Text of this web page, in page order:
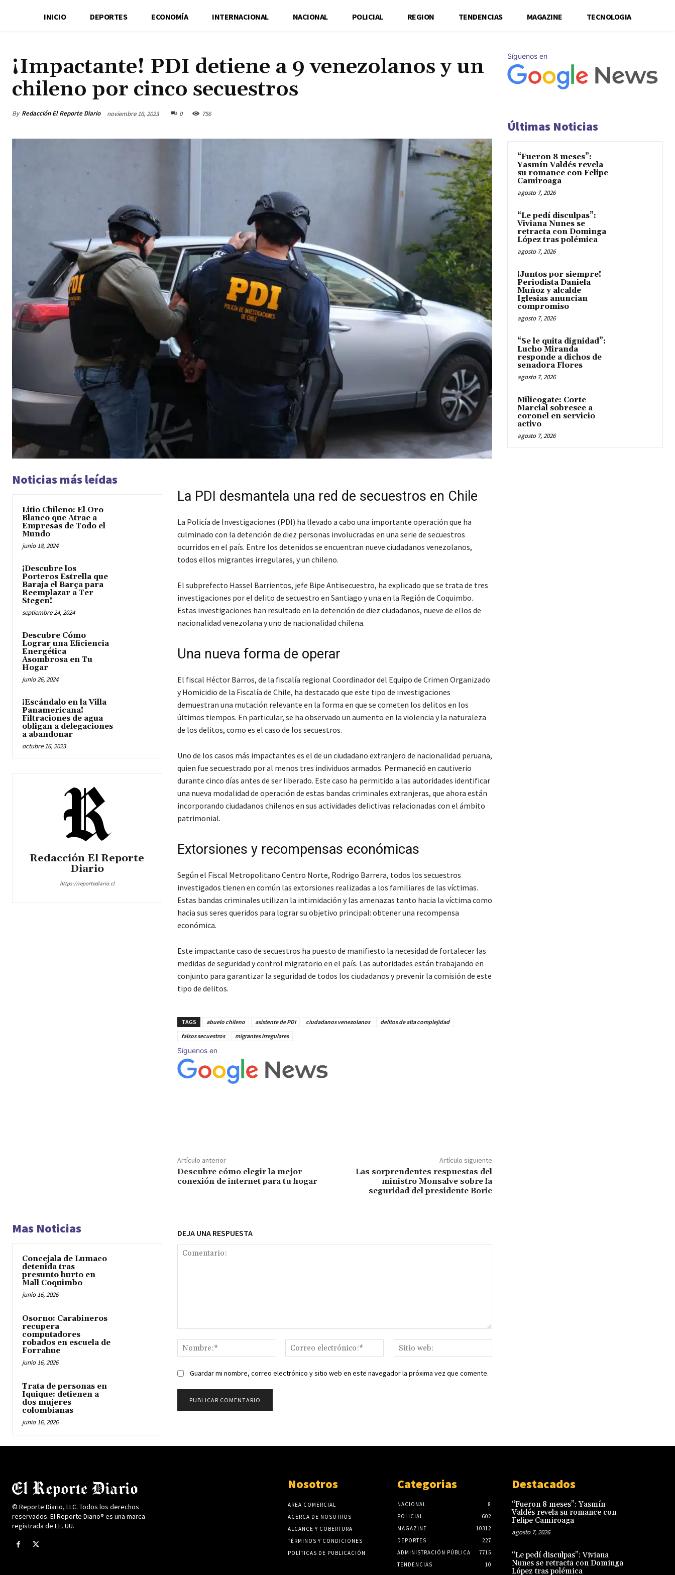
INICIO DEPORTES ECONOMÍA INTERNACIONAL NACIONAL POLICIAL REGION TENDENCIAS MAGAZINE TECNOLOGIA
¡Impactante! PDI detiene a 9 venezolanos y un
chileno por cinco secuestros
By Redacción El Reporte Diario noviembre 16, 2023 0 756
Noticias más leídas
Litio Chileno: El Oro
Blanco que Atrae a
Empresas de Todo el
Mundo
junio 18, 2024
¡Descubre los
Porteros Estrella que
Baraja el Barça para
Reemplazar a Ter
Stegen!
septiembre 24, 2024
Descubre Cómo
Lograr una Eficiencia
Energética
Asombrosa en Tu
Hogar
junio 26, 2024
¡Escándalo en la Villa
Panamericana!
Filtraciones de agua
obligan a delegaciones
a abandonar
octubre 16, 2023
Redacción El Reporte
Diario
https://reportediario.cl
La PDI desmantela una red de secuestros en Chile
La Policía de Investigaciones (PDI) ha llevado a cabo una importante operación que ha
culminado con la detención de diez personas involucradas en una serie de secuestros
ocurridos en el país. Entre los detenidos se encuentran nueve ciudadanos venezolanos,
todos ellos migrantes irregulares, y un chileno.
El subprefecto Hassel Barrientos, jefe Bipe Antisecuestro, ha explicado que se trata de tres
investigaciones por el delito de secuestro en Santiago y una en la Región de Coquimbo.
Estas investigaciones han resultado en la detención de diez ciudadanos, nueve de ellos de
nacionalidad venezolana y uno de nacionalidad chilena.
Una nueva forma de operar
El fiscal Héctor Barros, de la fiscalía regional Coordinador del Equipo de Crimen Organizado
y Homicidio de la Fiscalía de Chile, ha destacado que este tipo de investigaciones
demuestran una mutación relevante en la forma en que se cometen los delitos en los
últimos tiempos. En particular, se ha observado un aumento en la violencia y la naturaleza
de los delitos, como es el caso de los secuestros.
Uno de los casos más impactantes es el de un ciudadano extranjero de nacionalidad peruana,
quien fue secuestrado por al menos tres individuos armados. Permaneció en cautiverio
durante cinco días antes de ser liberado. Este caso ha permitido a las autoridades identificar
una nueva modalidad de operación de estas bandas criminales extranjeras, que ahora están
incorporando ciudadanos chilenos en sus actividades delictivas relacionadas con el ámbito
patrimonial.
Extorsiones y recompensas económicas
Según el Fiscal Metropolitano Centro Norte, Rodrigo Barrera, todos los secuestros
investigados tienen en común las extorsiones realizadas a los familiares de las víctimas.
Estas bandas criminales utilizan la intimidación y las amenazas tanto hacia la víctima como
hacia sus seres queridos para lograr su objetivo principal: obtener una recompensa
económica.
Este impactante caso de secuestros ha puesto de manifiesto la necesidad de fortalecer las
medidas de seguridad y control migratorio en el país. Las autoridades están trabajando en
conjunto para garantizar la seguridad de todos los ciudadanos y prevenir la comisión de este
tipo de delitos.
TAGS abuelo chileno asistente de PDI ciudadanos venezolanos
delitos de alta complejidad
falsos secuestros
migrantes irregulares
Síguenos en
Artículo anterior
Descubre cómo elegir la mejor
conexión de internet para tu hogar
Artículo siguiente
Las sorprendentes respuestas del
ministro Monsalve sobre la
seguridad del presidente Boric
Mas Noticias
Concejala de Lumaco
detenida tras
presunto hurto en
Mall Coquimbo
junio 16, 2026
Osorno: Carabineros
recupera
computadores
robados en escuela de
Forrahue
junio 16, 2026
Trata de personas en
Iquique: detienen a
dos mujeres
colombianas
junio 16, 2026
DEJA UNA RESPUESTA
Nombre:*
Correo
electrónico:*
web:
Guardar mi nombre, correo electrónico y sitio web en este navegador la próxima vez que comente.
Síguenos en
Últimas Noticias
“Fueron 8 meses”:
Yasmín Valdés revela
su romance con Felipe
Camiroaga
agosto 7, 2026
“Le pedí disculpas”:
Viviana Nunes se
retracta con Dominga
López tras polémica
agosto 7, 2026
¡Juntos por siempre!
Periodista Daniela
Muñoz y alcalde
Iglesias anuncian
compromiso
agosto 7, 2026
“Se le quita dignidad”:
Lucho Miranda
responde a dichos de
senadora Flores
agosto 7, 2026
Milicogate: Corte
Marcial sobresee a
coronel en servicio
activo
agosto 7, 2026
© Reporte Diario, LLC. Todos los derechos
reservados. El Reporte Diario® es una marca
registrada de EE. UU.
Nosotros
AREA COMERCIAL
ACERCA DE NOSOTROS
ALCANCE Y COBERTURA
TÉRMINOS Y CONDICIONES
POLÍTICAS DE PUBLICACIÓN
Categorias
NACIONAL
8
POLICIAL
602
MAGAZINE
10312
DEPORTES
227
ADMINISTRACIÓN PÚBLICA
7715
TENDENCIAS
10
Destacados
“Fueron 8 meses”: Yasmín
Valdés revela su romance con
Felipe Camiroaga
agosto 7, 2026
“Le pedí disculpas”: Viviana
Nunes se retracta con Dominga
López tras polémica